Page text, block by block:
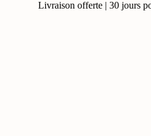
Livraison offerte | 30 jours